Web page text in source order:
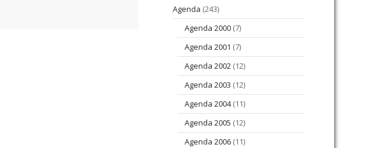
Agenda (243)
Agenda 2000 (7)
Agenda 2001 (7)
Agenda 2002 (12)
Agenda 2003 (12)
Agenda 2004(11)
Agenda 2005 (12)
Agenda 2006 (11)